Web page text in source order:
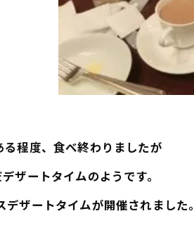
程度、食べ終わりましたが
ザートタイムのようです。
ザートタイムが開催されました。